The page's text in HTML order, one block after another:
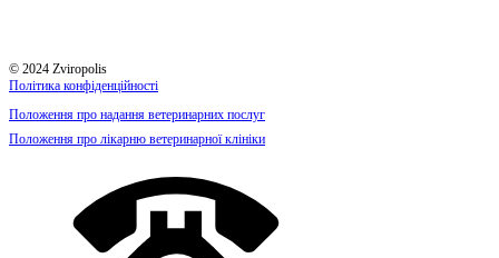
© 2024 Zviropolis
Політика конфіденційності
Положення про надання ветеринарних послуг
Положення про лікарню ветеринарної клініки